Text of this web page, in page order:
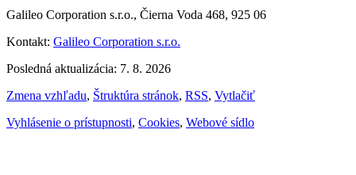
Galileo Corporation s.r.o., Čierna Voda 468, 925 06
Kontakt: Galileo Corporation s.r.o.
Posledná aktualizácia: 7. 8. 2026
Zmena vzhľadu, Štruktúra stránok, RSS, Vytlačiť
Vyhlásenie o prístupnosti, Cookies, Webové sídlo